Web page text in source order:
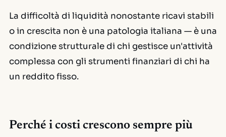
La difficoltà di liquidità nonostante ricavi stabili
o in crescita non è una patologia italiana — è una
condizione strutturale di chi gestisce un'attività
complessa con gli strumenti finanziari di chi ha
un reddito fisso.
Perché i costi crescono sempre più